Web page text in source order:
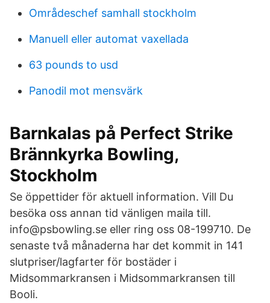
Områdeschef samhall stockholm
Manuell eller automat vaxellada
63 pounds to usd
Panodil mot mensvärk
Barnkalas på Perfect Strike
Brännkyrka Bowling,
Stockholm
Se öppettider för aktuell information. Vill Du
besöka oss annan tid vänligen maila till.
info@psbowling.se eller ring oss 08-199710. De
senaste två månaderna har det kommit in 141
slutpriser/lagfarter för bostäder i
Midsommarkransen i Midsommarkransen till
Booli.